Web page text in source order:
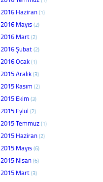
2016 Haziran (1)
2016 Mayıs (2)
2016 Mart (2)
2016 Şubat (2)
2016 Ocak (1)
2015 Aralık (3)
2015 Kasım (2)
2015 Ekim (3)
2015 Eylül (2)
2015 Temmuz (1)
2015 Haziran (2)
2015 Mayıs (6)
2015 Nisan (6)
2015 Mart (3)